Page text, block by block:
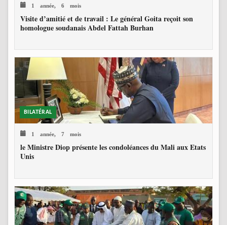
1 année, 6 mois
Visite d’amitié et de travail : Le général Goita reçoit son
homologue soudanais Abdel Fattah Burhan
BILATÉRAL
1 année, 7 mois
le Ministre Diop présente les condoléances du Mali aux Etats
Unis